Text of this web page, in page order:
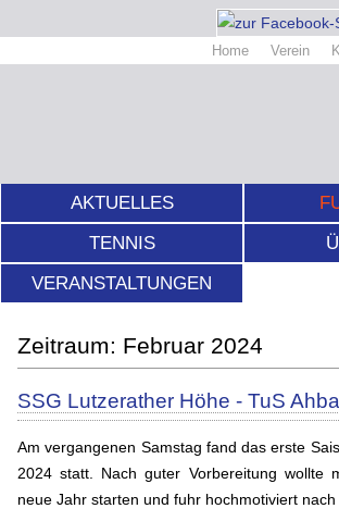
Home Verein
AKTUELLES
TENNIS
VERANSTALTUNGEN
Februar 2024
SSG Lutzerather Höhe - TuS
Am vergangenen Samstag fand das erste
2024 statt. Nach guter Vorbereitung wollte
neue Jahr starten und fuhr hochmotiviert nach